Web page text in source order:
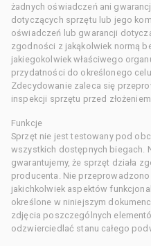
żadnych oświadczeń ani
dotyczących sprzętu lub jego
oświadczeń lub gwarancji
zgodności z jakąkolwiek normą
jakiegokolwiek właściwego
przydatności do określonego
Zdecydowanie zaleca się
inspekcji sprzętu przed
Funkcje
Sprzęt nie jest testowany pod
wszystkich dostępnych biegach.
gwarantujemy, że sprzęt działa
producenta. Nie
jakichkolwiek aspektów
określone w niniejszym
zdjęcia poszczególnych
odzwierciedlać stanu całego